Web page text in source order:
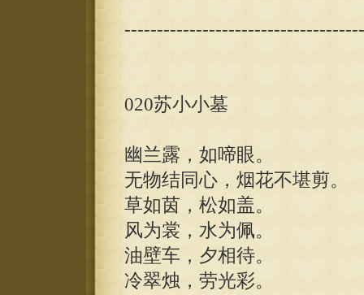
020苏小小墓
幽兰露，如啼眼。
无物结同心，烟花不堪剪。
草如茵，松如盖。
风为裳，水为佩。
油壁车，夕相待。
冷翠烛，劳光彩。